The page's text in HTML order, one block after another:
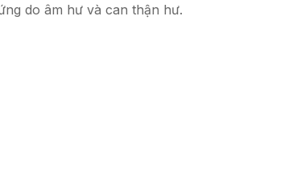
do âm hư và can thận hư.